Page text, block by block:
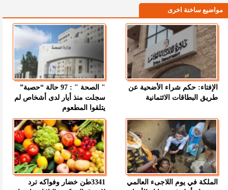
مواضيع ساخنة اخرى
الإفتاء: حكم شراء الأضحية عن
طريق البطاقات الائتمانية
" الصحة " : 97 حالة “حصبة”
سجلت منذ أيار لدى أشخاص لم
يتلقوا المطعوم
الملكة في يوم اللاجىء العالمي
3341طن خضار وفواكه ترد